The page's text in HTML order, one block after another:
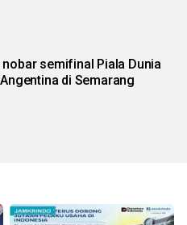
nobar semifinal Piala Dunia
di Semarang